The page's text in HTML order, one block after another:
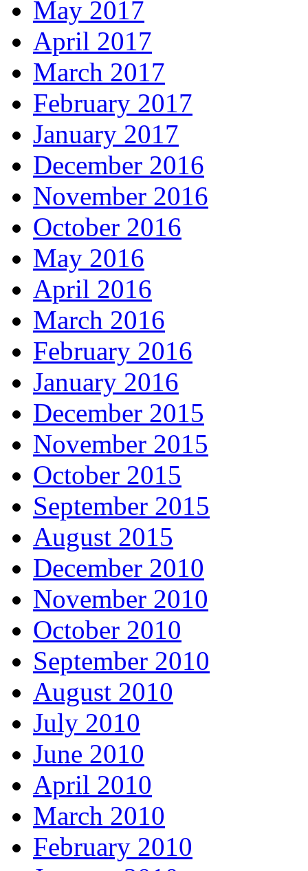
May 2017
April 2017
March 2017
February 2017
January 2017
December 2016
November 2016
October 2016
May 2016
April 2016
March 2016
February 2016
January 2016
December 2015
November 2015
October 2015
September 2015
August 2015
December 2010
November 2010
October 2010
September 2010
August 2010
July 2010
June 2010
April 2010
March 2010
February 2010